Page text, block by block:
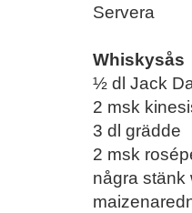
Servera
Whiskysås
½ dl Jack
2 msk
3 dl grädde
2 msk
några stänk